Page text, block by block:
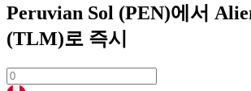
Peruvian Sol (PEN)에서
(TLM)로 즉시